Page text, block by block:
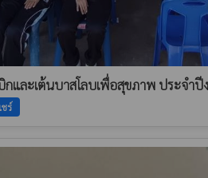
กและเต้นบาสโลบเพื่อสุขภาพ ประจ
ร์